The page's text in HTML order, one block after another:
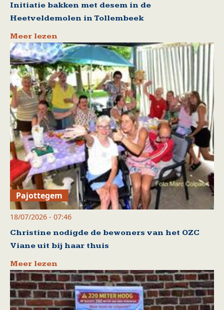
Initiatie bakken met desem in de
Heetveldemolen in Tollembeek
Meer lezen
Pajottegem
18/07/2026 - 07:46
Christine nodigde de bewoners van het OZC
Viane uit bij haar thuis
Meer lezen